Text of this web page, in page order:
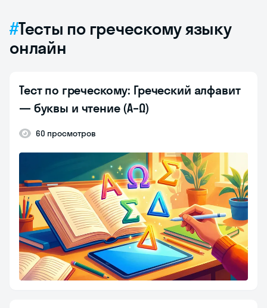
Тесты по греческому языку
онлайн
Тест по греческому: Греческий алфавит
— буквы и чтение (Α–Ω)
60 просмотров